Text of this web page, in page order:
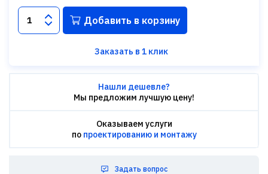
Добавить в корзину
Заказать в 1 клик
Нашли дешевле?
Мы предложим лучшую цену!
Оказываем услуги
по проектированию и монтажу
Задать вопрос